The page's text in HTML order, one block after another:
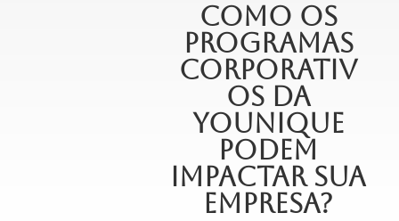
Como os
Programas
Corporativ
os da
Younique
podem
impactar sua
empresa?